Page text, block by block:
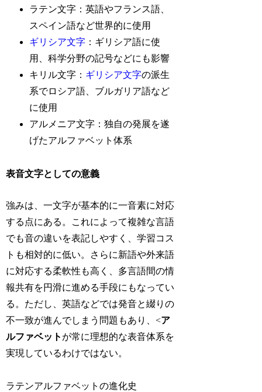
ラテン文字：英語やフランス語、
スペイン語など世界的に使用
ギリシア文字 ：ギリシア語に使
用、科学分野の記号などにも影響
キリル文字： ギリシア文字の派生
系でロシア語、ブルガリア語など
に使用
アルメニア文字：独自の発展を遂
げたアルファベット体系
表音文字としての意義
強みは、一文字が基本的に一音素に対応
する点にある。これによって複雑な言語
でも音の違いを表記しやすく、学習コス
トも相対的に低い。さらに新語や外来語
に対応する柔軟性も高く、多言語間の情
報共有を円滑に進める手段にもなってい
る。ただし、英語などでは発音と綴りの
不一致が進んでしまう問題もあり、<ア
ルファベット が常に理想的な表音体系を
実現しているわけではない。
ラテンアルファベットの進化史